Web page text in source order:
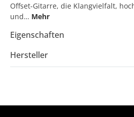
Offset-Gitarre, die Klangvielfalt,
und… Mehr
Eigenschaften
Hersteller